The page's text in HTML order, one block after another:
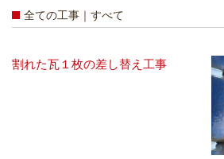
全ての工事｜すべて
割れた瓦１枚の差し替え工事